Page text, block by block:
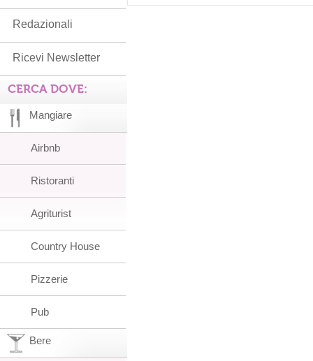
Redazionali
Ricevi Newsletter
CERCA DOVE:
Mangiare
Airbnb
Ristoranti
Agriturist
Country House
Pizzerie
Pub
Bere